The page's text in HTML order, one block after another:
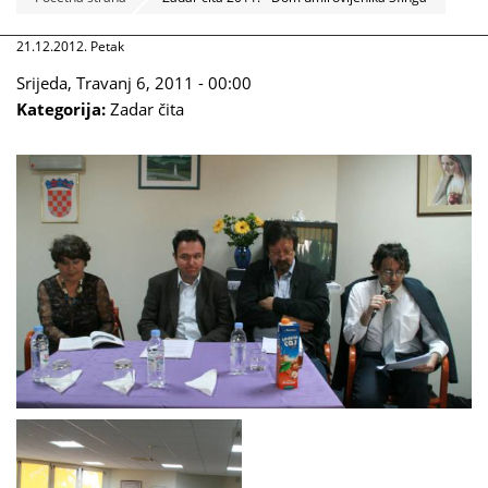
21.12.2012. Petak
Srijeda, Travanj 6, 2011 - 00:00
Kategorija: Zadar čita